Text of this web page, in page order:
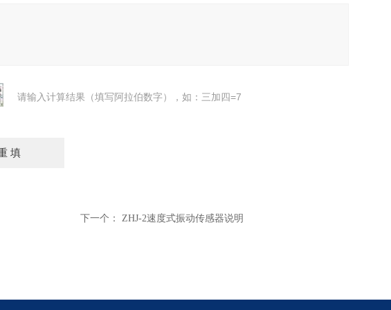
请输入计算结果（填写阿拉伯数字），如：三加四=7
下一个： ZHJ-2速度式振动传感器说明